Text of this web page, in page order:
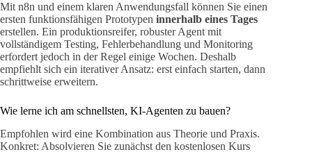
Mit n8n und einem klaren Anwendungsfall können Sie einen
ersten funktionsfähigen Prototypen innerhalb eines Tages
erstellen. Ein produktionsreifer, robuster Agent mit
vollständigem Testing, Fehlerbehandlung und Monitoring
erfordert jedoch in der Regel einige Wochen. Deshalb
empfiehlt sich ein iterativer Ansatz: erst einfach starten, dann
schrittweise erweitern.
Wie lerne ich am schnellsten, KI-Agenten zu bauen?
Empfohlen wird eine Kombination aus Theorie und Praxis.
Konkret: Absolvieren Sie zunächst den kostenlosen Kurs